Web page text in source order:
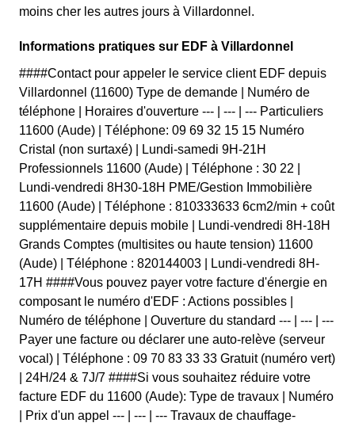
moins cher les autres jours à Villardonnel.
Informations pratiques sur EDF à Villardonnel
####Contact pour appeler le service client EDF depuis
Villardonnel (11600) Type de demande | Numéro de
téléphone | Horaires d'ouverture --- | --- | --- Particuliers
11600 (Aude) | Téléphone: 09 69 32 15 15 Numéro
Cristal (non surtaxé) | Lundi-samedi 9H-21H
Professionnels 11600 (Aude) | Téléphone : 30 22 |
Lundi-vendredi 8H30-18H PME/Gestion Immobilière
11600 (Aude) | Téléphone : 810333633 6cm2/min + coût
supplémentaire depuis mobile | Lundi-vendredi 8H-18H
Grands Comptes (multisites ou haute tension) 11600
(Aude) | Téléphone : 820144003 | Lundi-vendredi 8H-
17H ####Vous pouvez payer votre facture d'énergie en
composant le numéro d'EDF : Actions possibles |
Numéro de téléphone | Ouverture du standard --- | --- | ---
Payer une facture ou déclarer une auto-relève (serveur
vocal) | Téléphone : 09 70 83 33 33 Gratuit (numéro vert)
| 24H/24 & 7J/7 ####Si vous souhaitez réduire votre
facture EDF du 11600 (Aude): Type de travaux | Numéro
| Prix d'un appel --- | --- | --- Travaux de chauffage-